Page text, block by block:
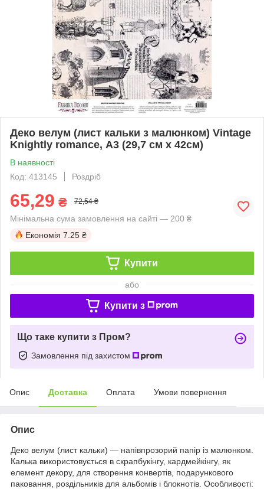
Деко велум (лист кальки з малюнком) Vintage
Knightly romance, А3 (29,7 см х 42см)
В наявності
Код: 413145
Роздріб
65,29 ₴ 72,54 ₴
Мінімальна сума замовлення на сайті — 200 ₴
Економія 7.25 ₴
Купити
або
Купити з
Що таке купити з Пром?
Замовлення під захистом
Опис Доставка Оплата Умови повернення
Опис
Деко велум (лист кальки) — напівпрозорий папір із малюнком.
Калька використовується в скрапбукінгу, кардмейкінгу, як
елемент декору, для створення конвертів, подарункового
паковання, роздільників для альбомів і блокнотів. Особливості: